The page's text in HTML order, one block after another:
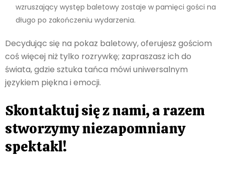
wzruszający występ baletowy zostaje w pamięci gości na
długo po zakończeniu wydarzenia.
Decydując się na pokaz baletowy, oferujesz gościom
coś więcej niż tylko rozrywkę; zapraszasz ich do
świata, gdzie sztuka tańca mówi uniwersalnym
językiem piękna i emocji.
Skontaktuj się z nami, a razem
stworzymy niezapomniany
spektakl!